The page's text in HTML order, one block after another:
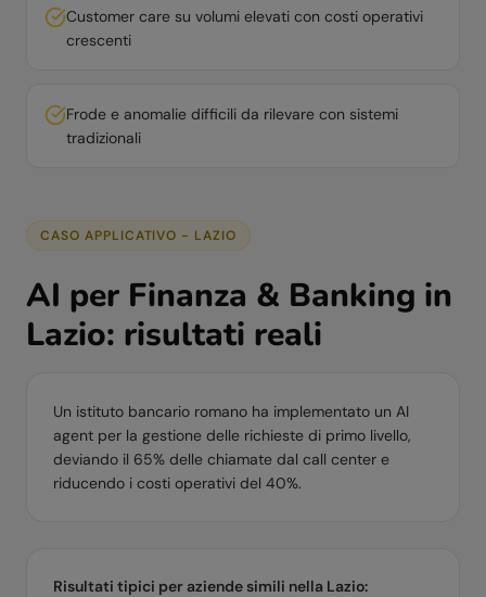
Customer care su volumi elevati con costi operativi
crescenti
Frode e anomalie difficili da rilevare con sistemi
tradizionali
CASO APPLICATIVO - LAZIO
AI per Finanza & Banking in
Lazio: risultati reali
Un istituto bancario romano ha implementato un AI
agent per la gestione delle richieste di primo livello,
deviando il 65% delle chiamate dal call center e
riducendo i costi operativi del 40%.
Risultati tipici per aziende simili nella Lazio: